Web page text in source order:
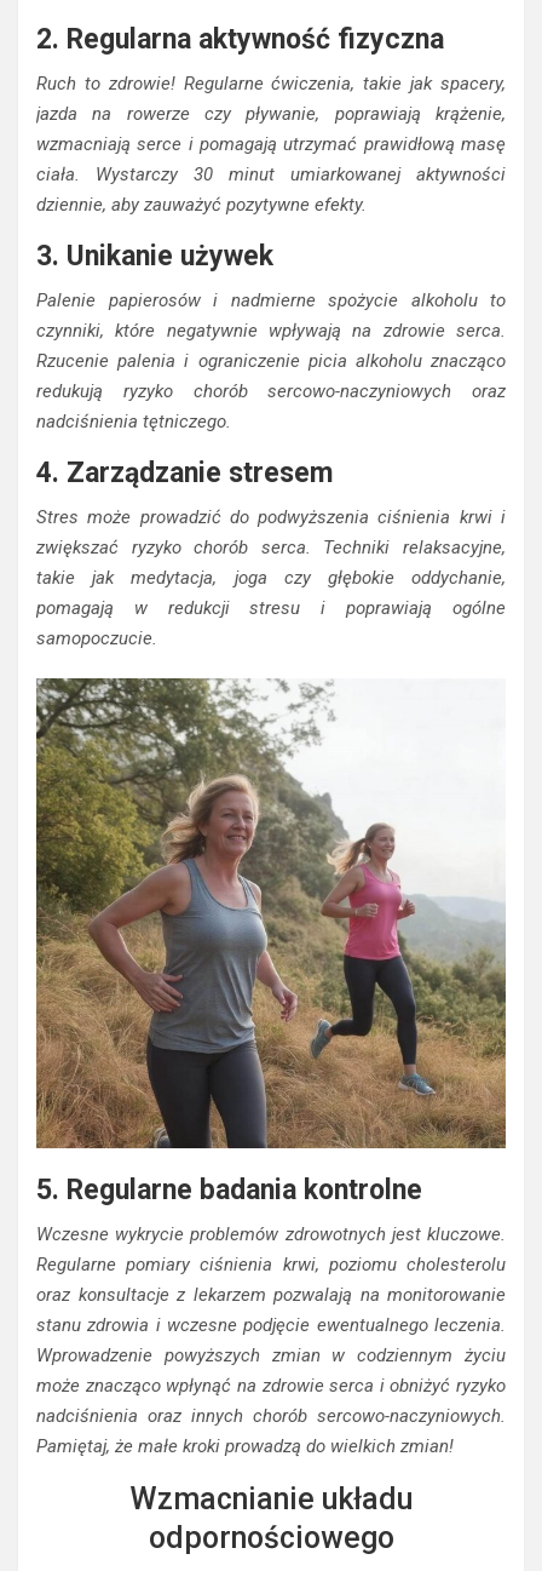
2. Regularna aktywność fizyczna
Ruch to zdrowie! Regularne ćwiczenia, takie jak spacery,
jazda na rowerze czy pływanie, poprawiają krążenie,
wzmacniają serce i pomagają utrzymać prawidłową masę
ciała. Wystarczy 30 minut umiarkowanej aktywności
dziennie, aby zauważyć pozytywne efekty.
3. Unikanie używek
Palenie papierosów i nadmierne spożycie alkoholu to
czynniki, które negatywnie wpływają na zdrowie serca.
Rzucenie palenia i ograniczenie picia alkoholu znacząco
redukują ryzyko chorób sercowo-naczyniowych oraz
nadciśnienia tętniczego.
4. Zarządzanie stresem
Stres może prowadzić do podwyższenia ciśnienia krwi i
zwiększać ryzyko chorób serca. Techniki relaksacyjne,
takie jak medytacja, joga czy głębokie oddychanie,
pomagają w redukcji stresu i poprawiają ogólne
samopoczucie.
5. Regularne badania kontrolne
Wczesne wykrycie problemów zdrowotnych jest kluczowe.
Regularne pomiary ciśnienia krwi, poziomu cholesterolu
oraz konsultacje z lekarzem pozwalają na monitorowanie
stanu zdrowia i wczesne podjęcie ewentualnego leczenia.
Wprowadzenie powyższych zmian w codziennym życiu
może znacząco wpłynąć na zdrowie serca i obniżyć ryzyko
nadciśnienia oraz innych chorób sercowo-naczyniowych.
Pamiętaj, że małe kroki prowadzą do wielkich zmian!
Wzmacnianie układu
odpornościowego